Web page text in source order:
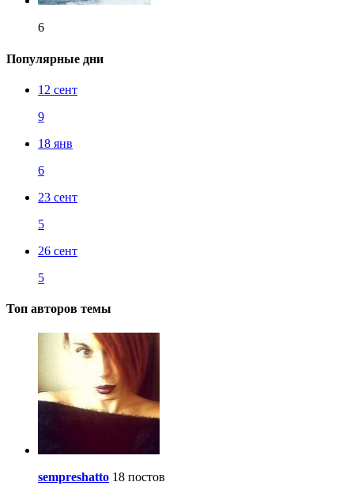
6
Популярные дни
12 сент
9
18 янв
6
23 сент
5
26 сент
5
Топ авторов темы
sempreshatto 18 постов